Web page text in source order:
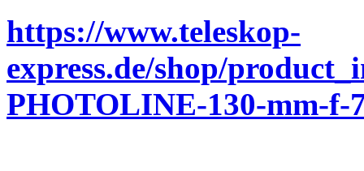
https://www.teleskop-
express.de/shop/
PHOTOLINE-130-mm-f-